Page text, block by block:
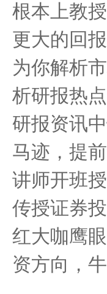
根本上教
更大的回
为你解析
析研报热
研报资讯
马迹，提
讲师开班
传授证券
红大咖鹰
资方向，